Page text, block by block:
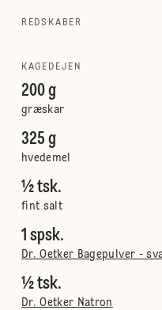
REDSKABER
KAGEDEJEN
200 g
græskar
325 g
hvedemel
½ tsk.
fint salt
1 spsk.
Dr. Oetker Bagepulver -
½ tsk.
Dr. Oetker Natron